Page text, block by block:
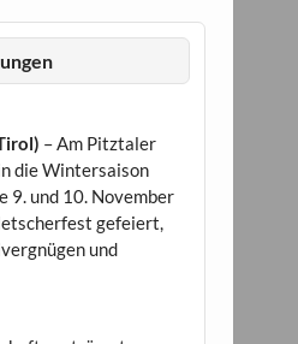
– Am Pitztaler
die Wintersaison
9. und 10. November
gefeiert,
und